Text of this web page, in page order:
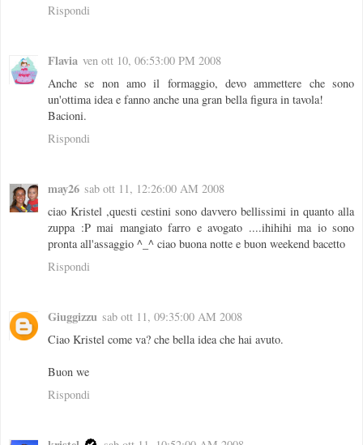
Rispondi
Flavia ven ott 10, 06:53:00 PM 2008
Anche se non amo il formaggio, devo ammettere che sono
un'ottima idea e fanno anche una gran bella figura in tavola!
Bacioni.
Rispondi
may26 sab ott 11, 12:26:00 AM 2008
ciao Kristel ,questi cestini sono davvero bellissimi in quanto alla
zuppa :P mai mangiato farro e avogato ....ihihihi ma io sono
pronta all'assaggio ^_^ ciao buona notte e buon weekend bacetto
Rispondi
Giuggizzu sab ott 11, 09:35:00 AM 2008
Ciao Kristel come va? che bella idea che hai avuto.
Buon we
Rispondi